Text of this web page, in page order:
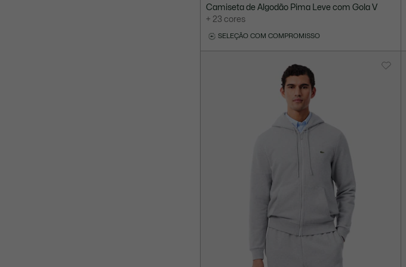
Camiseta de Algodão Pima Leve com Gola V
+ 23 cores
SELEÇÃO COM COMPROMISSO